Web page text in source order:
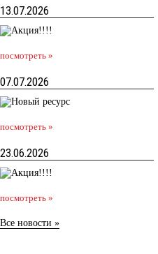
13.07.2026
посмотреть »
07.07.2026
посмотреть »
23.06.2026
посмотреть »
Все новости »